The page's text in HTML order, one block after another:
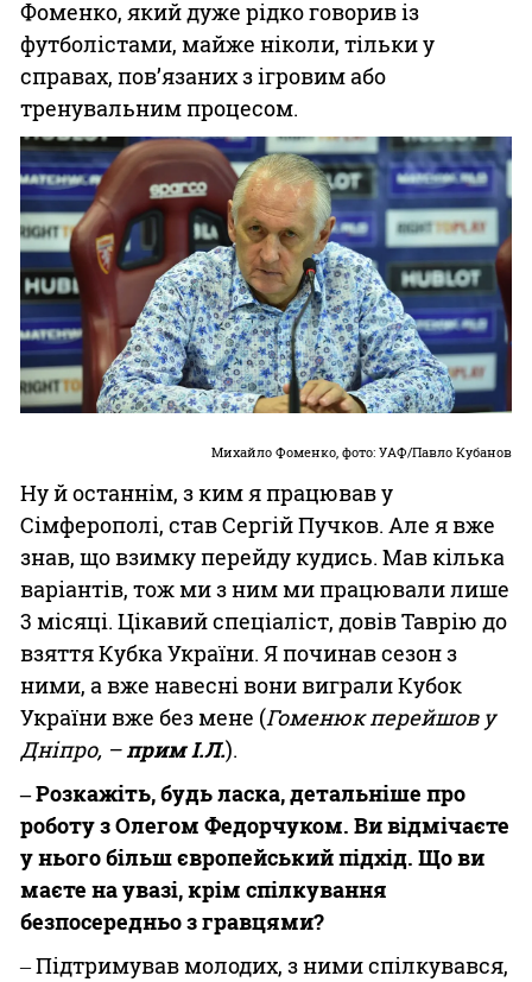
Фоменко, який дуже рідко говорив із
футболістами, майже ніколи, тільки у
справах, пов’язаних з ігровим або
тренувальним процесом.
Михайло Фоменко, фото: УАФ/Павло Кубанов
Ну й останнім, з ким я працював у
Сімферополі, став Сергій Пучков. Але я вже
знав, що взимку перейду кудись. Мав кілька
варіантів, тож ми з ним ми працювали лише
3 місяці. Цікавий спеціаліст, довів Таврію до
взяття Кубка України. Я починав сезон з
ними, а вже навесні вони виграли Кубок
України вже без мене (Гоменюк перейшов у
Дніпро, –прим І.Л.).
‒ Розкажіть, будь ласка, детальніше про
роботу з Олегом Федорчуком. Ви відмічаєте
у нього більш європейський підхід. Що ви
маєте на увазі, крім спілкування
безпосередньо з гравцями?
‒ Підтримував молодих, з ними спілкувався,